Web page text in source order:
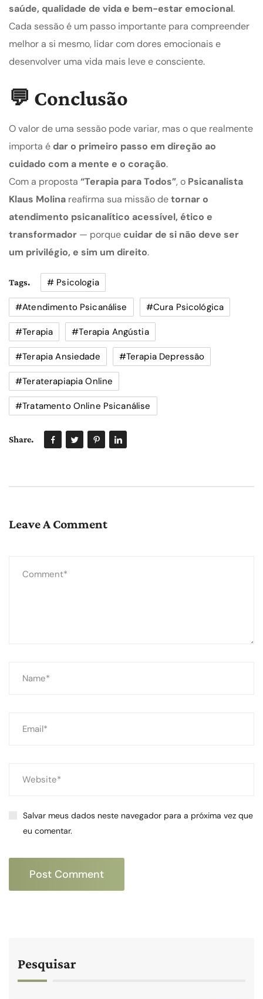
saúde, qualidade de vida e bem-estar emocional.
Cada sessão é um passo importante para compreender
melhor a si mesmo, lidar com dores emocionais e
desenvolver uma vida mais leve e consciente.
💬 Conclusão
O valor de uma sessão pode variar, mas o que realmente
importa é dar o primeiro passo em direção ao
cuidado com a mente e o coração.
Com a proposta “Terapia para Todos”, o Psicanalista
Klaus Molina reafirma sua missão detornar o
atendimento psicanalítico acessível, ético e
transformador — porque cuidar de si não deve ser
um privilégio, e sim um direito.
Tags. # Psicologia
#atendimento Psicanálise #cura Psicológica
#terapia #terapia Angústia
#terapia Ansiedade #terapia Depressão
#teraterapiapia Online
#tratamento Online Psicanálise
Share.
Leave A Comment
Salvar meus dados neste navegador para a próxima vez que
eu comentar.
Pesquisar